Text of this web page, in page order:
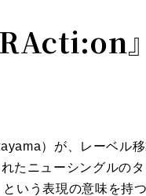
』
）が、レーベル
たニューシングルの
いう表現の意味を持